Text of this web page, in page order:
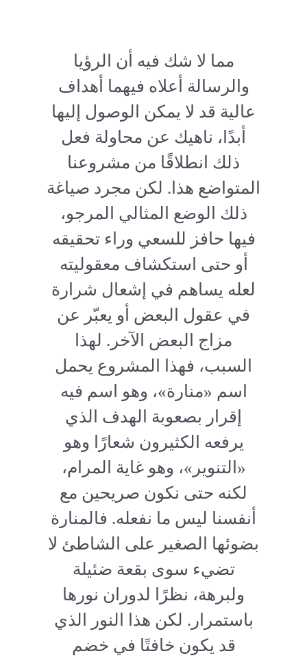
مما لا شك فيه أن الرؤيا
والرسالة أعلاه فيهما أهداف
عالية قد لا يمكن الوصول إليها
أبدًا، ناهيك عن محاولة فعل
ذلك انطلاقًا من مشروعنا
المتواضع هذا. لكن مجرد صياغة
ذلك الوضع المثالي المرجو،
فيها حافز للسعي وراء تحقيقه
أو حتى استكشاف معقوليته
لعله يساهم في إشعال شرارة
في عقول البعض أو يعبّر عن
مزاج البعض الآخر. لهذا
السبب، فهذا المشروع يحمل
اسم «منارة»، وهو اسم فيه
إقرار بصعوبة الهدف الذي
يرفعه الكثيرون شعارًا وهو
«التنوير»، وهو غاية المرام،
لكنه حتى نكون صريحين مع
أنفسنا ليس ما نفعله. فالمنارة
بضوئها الصغير على الشاطئ لا
تضيء سوى بقعة ضئيلة
ولبرهة، نظرًا لدوران نورها
باستمرار. لكن هذا النور الذي
قد يكون خافتًا في خضم